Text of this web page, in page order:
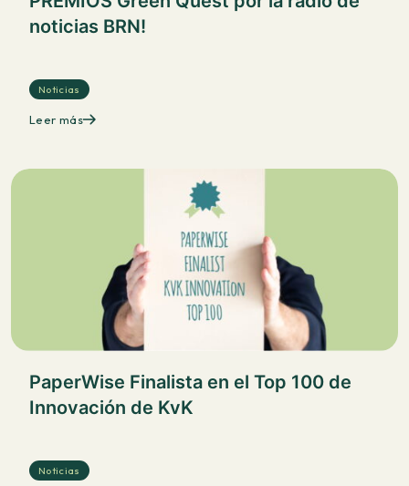
noticias BRN!
Noticias
Leer más
PaperWise Finalista en el Top 100 de
Innovación de KvK
Noticias